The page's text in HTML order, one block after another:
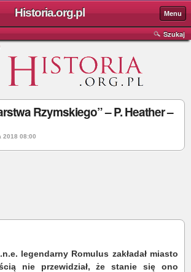
Historia.org.pl Menu
Szukaj
Rzymskiego” – P. Heather –
2018 08:00
legendarny Romulus zakładał miasto
nie przewidział, że stanie się ono